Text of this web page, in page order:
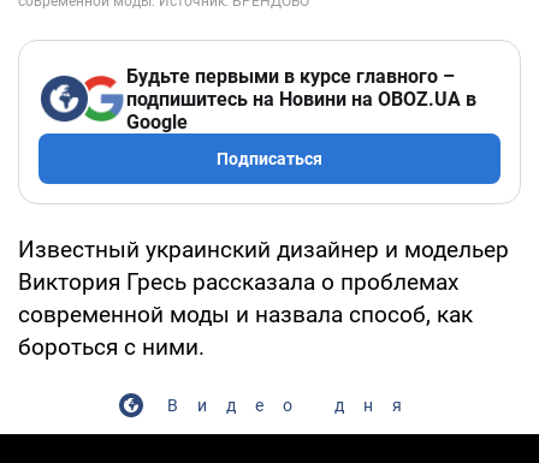
Будьте первыми в курсе главного –
подпишитесь на Новини на OBOZ.UA в
Google
Подписаться
Известный украинский дизайнер и модельер
Виктория Гресь рассказала о проблемах
современной моды и назвала способ, как
бороться с ними.
Видео дня